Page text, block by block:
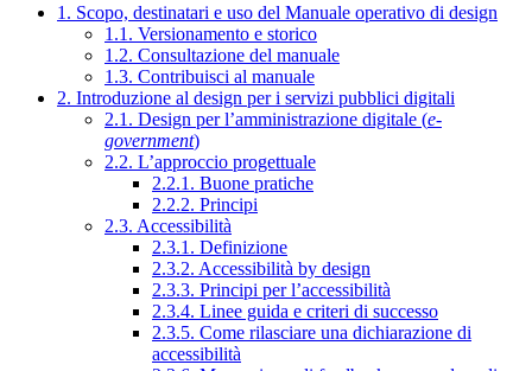
1. Scopo, destinatari e uso del Manuale operativo di design
1.1. Versionamento e storico
1.2. Consultazione del manuale
1.3. Contribuisci al manuale
2. Introduzione al design per i servizi pubblici digitali
2.1. Design per l’amministrazione digitale (e-
government)
2.2. L’approccio progettuale
2.2.1. Buone pratiche
2.2.2. Principi
2.3. Accessibilità
2.3.1. Definizione
2.3.2. Accessibilità by design
2.3.3. Principi per l’accessibilità
2.3.4. Linee guida e criteri di successo
2.3.5. Come rilasciare una dichiarazione di
accessibilità